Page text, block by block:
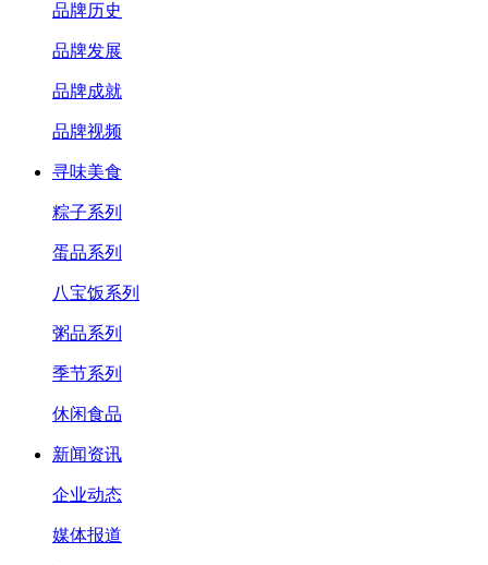
品牌历史
品牌发展
品牌成就
品牌视频
寻味美食
粽子系列
蛋品系列
八宝饭系列
粥品系列
季节系列
休闲食品
新闻资讯
企业动态
媒体报道